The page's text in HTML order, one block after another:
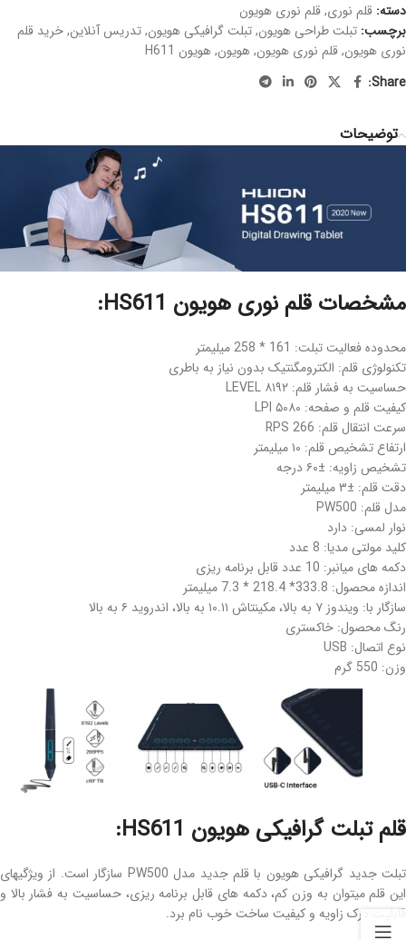
دسته: قلم نوری,قلم نوری هویون
برچسب: تبلت طراحی هویون,تبلت گرافیکی هویون,تدریس آنلاین,خرید قلم
نوری هویون,قلم نوری هویون,هویون,هویون H611
Share:
توضیحات
مشخصات قلم نوری هویون HS611:
محدوده فعالیت تبلت: 161 * 258 میلیمتر
تکنولوژی قلم: الکترومگنتیک بدون نیاز به باطری
حساسیت به فشار قلم: ۸۱۹۲ LEVEL
کیفیت قلم و صفحه: ۵۰۸۰ LPI
سرعت انتقال قلم: 266 RPS
ارتفاع تشخیص قلم: ۱۰ میلیمتر
تشخیص زاویه: ±۶۰ درجه
دقت قلم: ±۳ میلیمتر
مدل قلم: PW500
نوار لمسی: دارد
کلید مولتی مدیا: 8 عدد
دکمه های میانبر: 10 عدد قابل برنامه ریزی
اندازه محصول: 333.8* 218.4 * 7.3 میلیمتر
سازگار با: ویندوز ۷ به بالا، مکینتاش ۱۰.۱۱ به بالا، اندروید ۶ به بالا
رنگ محصول: خاکستری
نوع اتصال: USB
وزن: 550 گرم
قلم تبلت گرافیکی هویون HS611:
تبلت جدید گرافیکی هویون با قلم جدید مدل PW500 سازگار است. از ویژگیهای
این قلم میتوان به وزن کم، دکمه های قابل برنامه ریزی، حساسیت به فشار بالا و
قابلیت درک زاویه و کیفیت ساخت خوب نام برد.